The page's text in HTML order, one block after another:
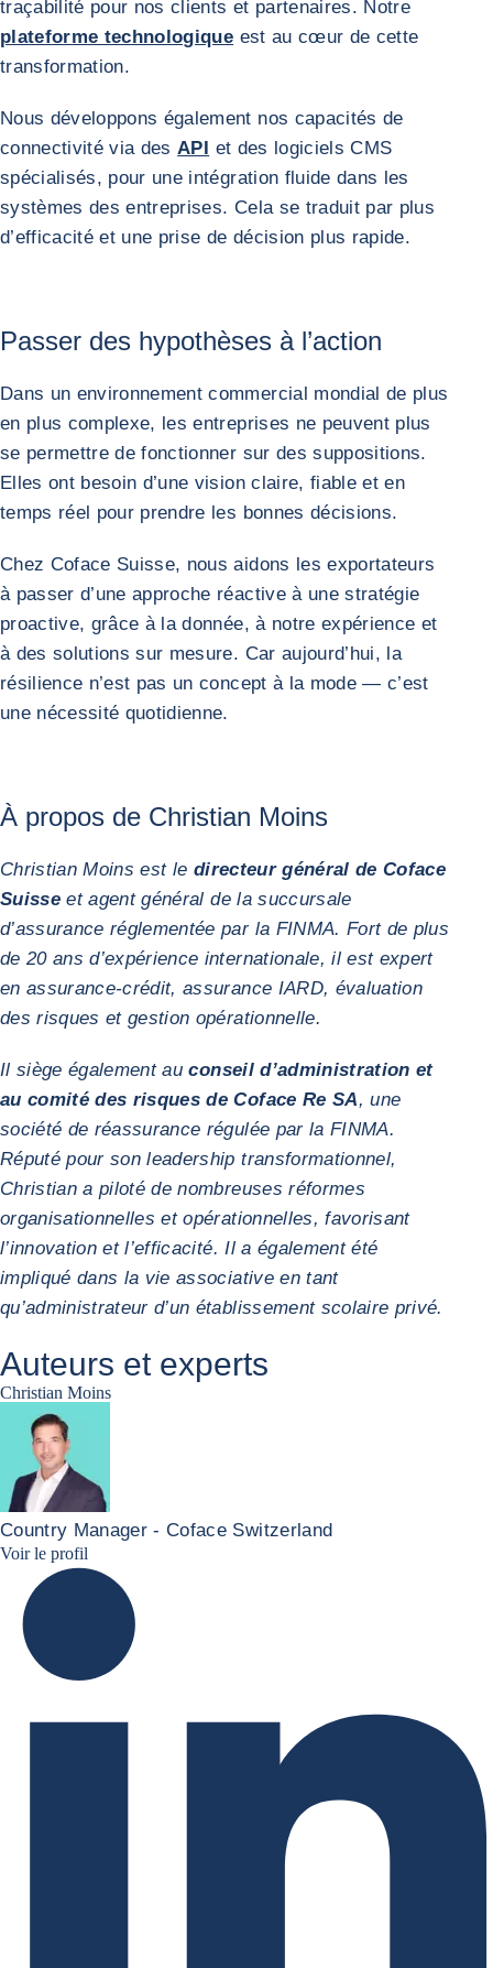
traçabilité pour nos clients et partenaires. Notre
plateforme technologique est au cœur de cette
transformation.
Nous développons également nos capacités de
connectivité via desAPI et des logiciels CMS
spécialisés, pour une intégration fluide dans les
systèmes des entreprises. Cela se traduit par plus
d’efficacité et une prise de décision plus rapide.
Passer des hypothèses à l’action
Dans un environnement commercial mondial de plus
en plus complexe, les entreprises ne peuvent plus
se permettre de fonctionner sur des suppositions.
Elles ont besoin d’une vision claire, fiable et en
temps réel pour prendre les bonnes décisions.
Chez Coface Suisse, nous aidons les exportateurs
à passer d’une approche réactive à une stratégie
proactive, grâce à la donnée, à notre expérience et
à des solutions sur mesure. Car aujourd’hui, la
résilience n’est pas un concept à la mode — c’est
une nécessité quotidienne.
À propos de Christian Moins
Christian Moins est le directeur général de Coface
Suisse et agent général de la succursale
d’assurance réglementée par la FINMA. Fort de plus
de 20 ans d’expérience internationale, il est expert
en assurance-crédit, assurance IARD, évaluation
des risques et gestion opérationnelle.
Il siège également auconseil d’administration et
au comité des risques de Coface Re SA, une
société de réassurance régulée par la FINMA.
Réputé pour son leadership transformationnel,
Christian a piloté de nombreuses réformes
organisationnelles et opérationnelles, favorisant
l’innovation et l’efficacité. Il a également été
impliqué dans la vie associative en tant
qu’administrateur d’un établissement scolaire privé.
Auteurs et experts
Christian Moins
Country Manager - Coface Switzerland
Voir le profil